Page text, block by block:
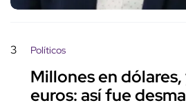
3 Políticos
Millones en
euros: así fue